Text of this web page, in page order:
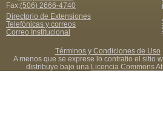
Fax:(506) 2666-4740
Directorio de Extensiones
Telefónicas y correos
Correo Institucional
Términos y Condiciones de Uso
A menos que se exprese lo contratio el sitio
distribuye bajo una Licencia Commons